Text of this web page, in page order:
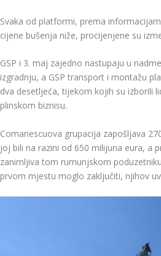
Svaka od platformi, prema
cijene bušenja niže, procijenjene su
GSP i 3. maj zajedno nastupaju u
izgradnju, a GSP transport i montažu
dva desetljeća, tijekom kojih su izborili
plinskom biznisu.
Comanescuova grupacija zapošljava
joj bili na razini od 650 milijuna eura, a
zanimljiva tom rumunjskom
prvom mjestu moglo zaključiti, njihov